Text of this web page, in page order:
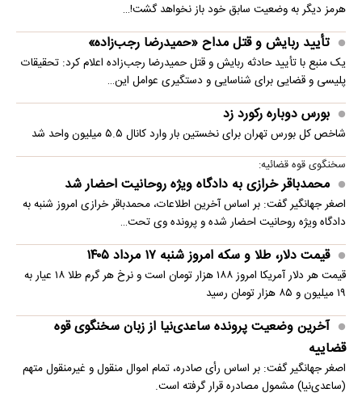
هرمز دیگر به وضعیت سابق خود باز نخواهد گشت!…
تأیید ربایش و قتل مداح «حمیدرضا رجب‌زاده»
یک منبع با تأیید حادثه ربایش و قتل حمیدرضا رجب‌زاده اعلام کرد: تحقیقات
پلیسی و قضایی برای شناسایی و دستگیری عوامل این…
بورس دوباره رکورد زد
شاخص کل بورس تهران برای نخستین ‌بار وارد کانال ۵.۵ میلیون واحد شد
سخنگوی قوه قضائیه:
محمدباقر خرازی به دادگاه ویژه روحانیت احضار شد
اصغر جهانگیر گفت: بر اساس آخرین اطلاعات، محمدباقر خرازی امروز شنبه به
دادگاه ویژه روحانیت احضار شده و پرونده وی تحت…
قیمت دلار، طلا و سکه امروز شنبه ۱۷ مرداد ۱۴۰۵
قیمت هر دلار آمریکا امروز ۱۸۸ هزار تومان است و نرخ هر گرم طلا ۱۸ عیار به
۱۹ میلیون و ۸۵ هزار تومان رسید
آخرین وضعیت پرونده ساعدی‌نیا از زبان سخنگوی قوه
قضاییه
اصغر جهانگیر گفت: بر اساس رأی صادره، تمام اموال منقول و غیرمنقول متهم
(ساعدی‌نیا) مشمول مصادره قرار گرفته است.